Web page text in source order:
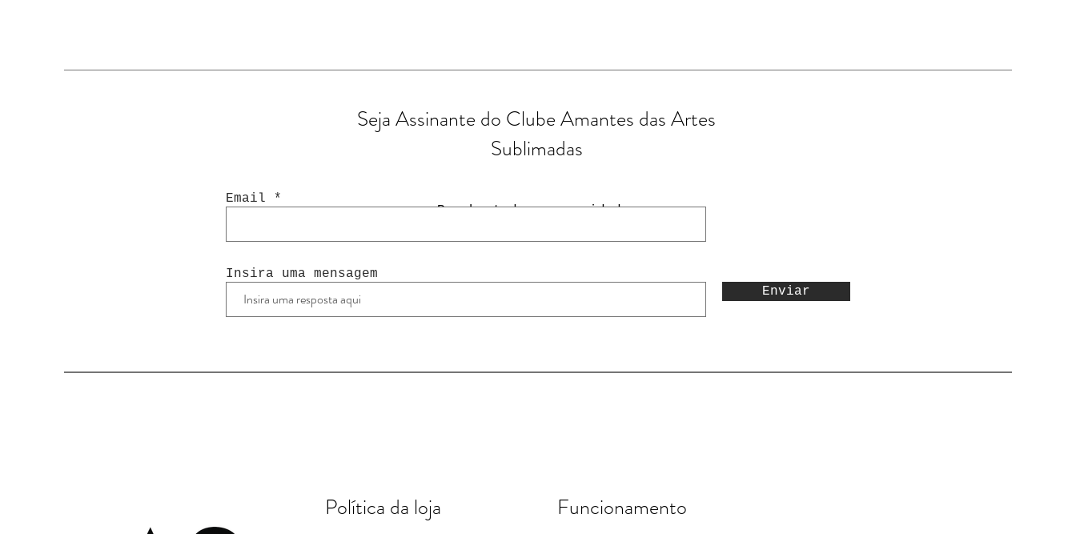
Seja Assinante do Clube Amantes das Artes
Sublimadas
Receba todas as novidades
Email
Insira uma mensagem
Enviar
Política da loja Funcionamento